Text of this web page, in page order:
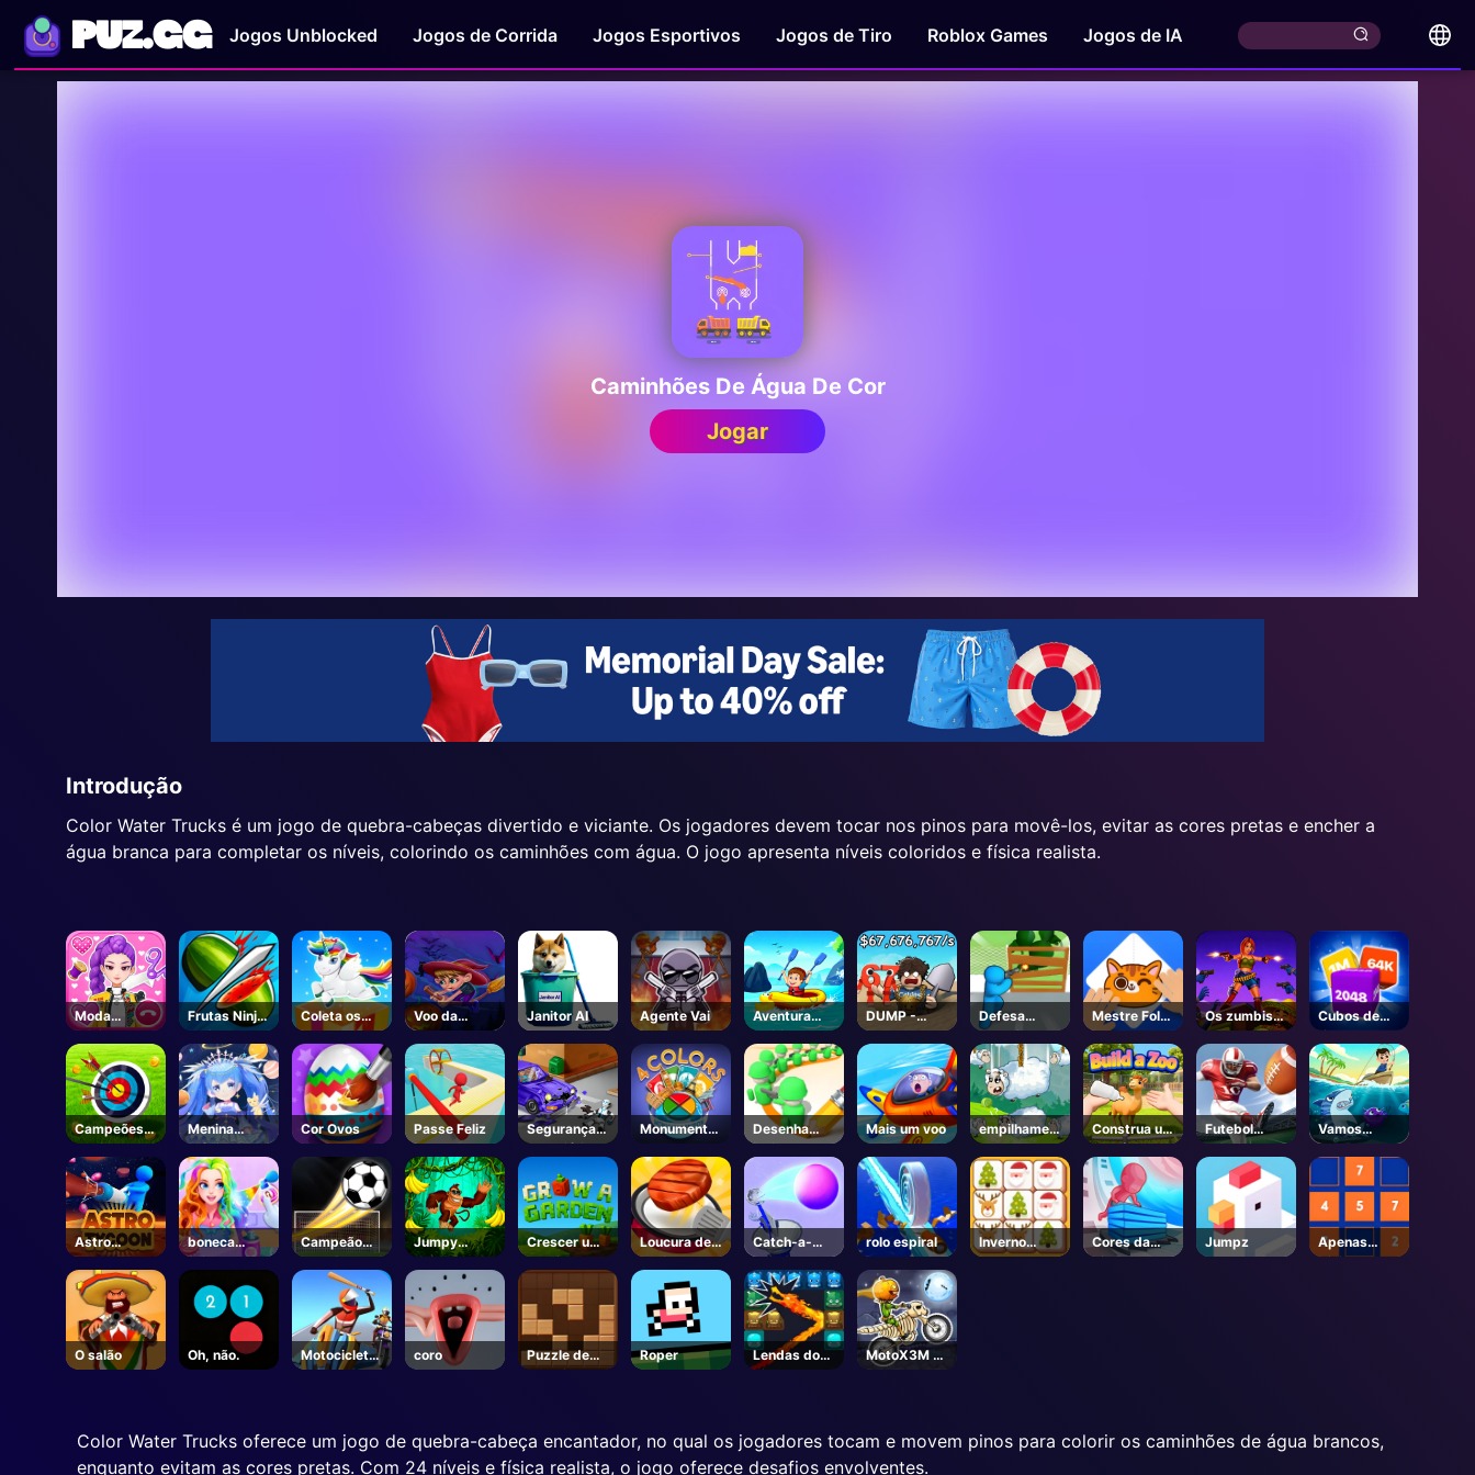
PUZ.GG Jogos Unblocked Jogos de Corrida Jogos Esportivos Jogos de Tiro Roblox Games Jogos de IA
Caminhões De Água De Cor
Jogar
Introdução
Color Water Trucks é um jogo de quebra-cabeças divertido e viciante. Os jogadores devem tocar nos pinos para movê-los, evitar as cores pretas e encher a
água branca para completar os níveis, colorindo os caminhões com água. O jogo apresenta níveis coloridos e física realista.
Moda
alfaiate
roupas 3D
Frutas Ninja
Online
Coleta os
presentes
de Natal
Voo da
Bruxa
Janitor AI Agente Vai
Aventura
Rafting
DUMP -
Roblox
Defesa
Zombie
Mestre Fold
Papel
Os zumbis
não podem
saltar 2
Cubos de
tiro
Campeões
de tiro com
arco
Menina
Mágica 4
Cor Ovos Passe Feliz
Segurança
rodoviária
Monumento
Desenha
defesa
Mais um voo
empilhamen
to ovelhas
Construa um
Zoológico -
Roblox
Futebol
americano
chutes
Vamos
pescar
Astro
Tycoon
boneca
princesa
vestir
Campeão
Futebol
Jumpy
Macaco Joe
Crescer um
Jardim -
Online Jogos
Loucura de
cozinha
Catch-a-
pult
rolo espiral
Inverno
Natal
Cores da
pilha
Jumpz
Apenas
Divida
O salão Oh, não.
Motocicleta
Shinecool
coro
Puzzle de
madeira de
Roper
Lendas do
Pinball
MotoX3M 6
Color Water Trucks oferece um jogo de quebra-cabeça encantador, no qual os jogadores tocam e movem pinos para colorir os caminhões de água brancos,
enquanto evitam as cores pretas. Com 24 níveis e física realista, o jogo oferece desafios envolventes.